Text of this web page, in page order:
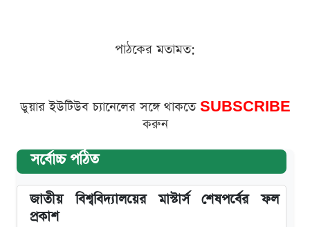
পাঠকের মতামত:
ডুয়ার ইউটিউব চ্যানেলের সঙ্গে থাকতে SUBSCRIBE
করুন
সর্বোচ্চ পঠিত
জাতীয় বিশ্ববিদ্যালয়ের মাস্টার্স শেষপর্বের ফল
প্রকাশ